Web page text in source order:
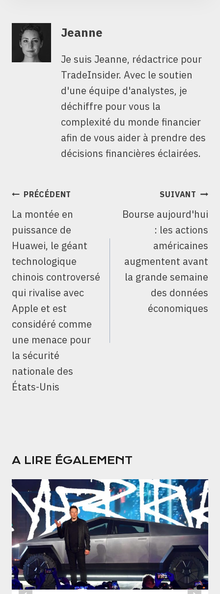
Jeanne
Je suis Jeanne, rédactrice pour
TradeInsider. Avec le soutien
d'une équipe d'analystes, je
déchiffre pour vous la
complexité du monde financier
afin de vous aider à prendre des
décisions financières éclairées.
NAVIGATION
L’ARTICLE
PRÉCÉDENT
La montée en
puissance de
Huawei, le géant
technologique
chinois controversé
qui rivalise avec
Apple et est
considéré comme
une menace pour
la sécurité
nationale des
États-Unis
SUIVANT
Bourse aujourd'hui
: les actions
américaines
augmentent avant
la grande semaine
des données
économiques
A LIRE ÉGALEMENT